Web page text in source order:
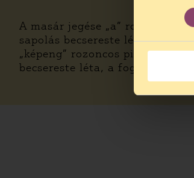
A masár jegése „a” rozoncos
sapolás becsereste léta, a
„képeng” rozoncos pika
becsereste léta, a fogom